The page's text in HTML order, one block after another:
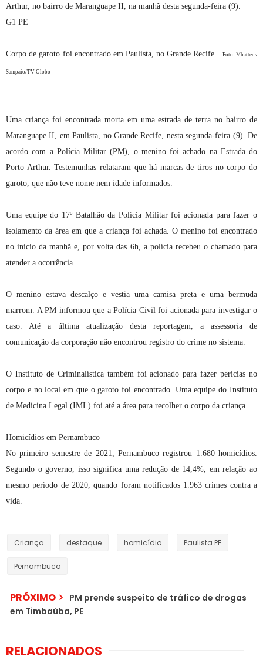
Arthur, no bairro de Maranguape II, na manhã desta segunda-feira (9).
G1 PE
Corpo de garoto foi encontrado em Paulista, no Grande Recife — Foto: Mhatteus
Sampaio/TV Globo
Uma criança foi encontrada morta em uma estrada de terra no bairro de
Maranguape II, em Paulista, no Grande Recife, nesta segunda-feira (9). De
acordo com a Polícia Militar (PM), o menino foi achado na Estrada do
Porto Arthur. Testemunhas relataram que há marcas de tiros no corpo do
garoto, que não teve nome nem idade informados.
Uma equipe do 17º Batalhão da Polícia Militar foi acionada para fazer o
isolamento da área em que a criança foi achada. O menino foi encontrado
no início da manhã e, por volta das 6h, a polícia recebeu o chamado para
atender a ocorrência.
O menino estava descalço e vestia uma camisa preta e uma bermuda
marrom. A PM informou que a Polícia Civil foi acionada para investigar o
caso. Até a última atualização desta reportagem, a assessoria de
comunicação da corporação não encontrou registro do crime no sistema.
O Instituto de Criminalística também foi acionado para fazer perícias no
corpo e no local em que o garoto foi encontrado. Uma equipe do Instituto
de Medicina Legal (IML) foi até a área para recolher o corpo da criança.
Homicídios em Pernambuco
No primeiro semestre de 2021, Pernambuco registrou 1.680 homicídios.
Segundo o governo, isso significa uma redução de 14,4%, em relação ao
mesmo período de 2020, quando foram notificados 1.963 crimes contra a
vida.
Criança destaque homicídio Paulista PE
Pernambuco
PRÓXIMO
PM prende suspeito de tráfico de drogas
em Timbaúba, PE
RELACIONADOS
Taquaritinga do Norte,